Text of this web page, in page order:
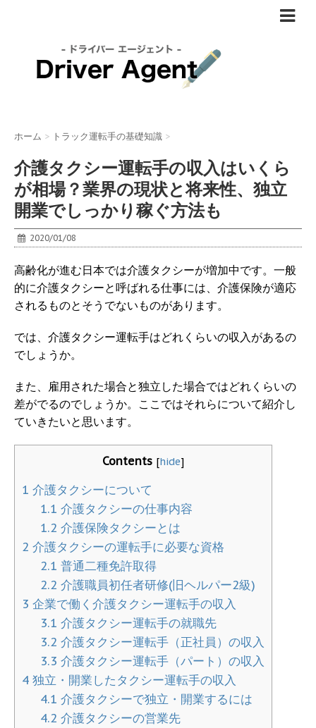
ホーム > トラック運転手の基礎知識 >
介護タクシー運転手の収入はいくら
が相場？業界の現状と将来性、独立
開業でしっかり稼ぐ方法も
2020/01/08
高齢化が進む日本では介護タクシーが増加中です。一般
的に介護タクシーと呼ばれる仕事には、介護保険が適応
されるものとそうでないものがあります。
では、介護タクシー運転手はどれくらいの収入があるの
でしょうか。
また、雇用された場合と独立した場合ではどれくらいの
差がでるのでしょうか。ここではそれらについて紹介し
ていきたいと思います。
Contents [hide]
1 介護タクシーについて
1.1 介護タクシーの仕事内容
1.2 介護保険タクシーとは
2 介護タクシーの運転手に必要な資格
2.1 普通二種免許取得
2.2 介護職員初任者研修(旧ヘルパー2級)
3 企業で働く介護タクシー運転手の収入
3.1 介護タクシー運転手の就職先
3.2 介護タクシー運転手（正社員）の収入
3.3 介護タクシー運転手（パート）の収入
4 独立・開業したタクシー運転手の収入
4.1 介護タクシーで独立・開業するには
4.2 介護タクシーの営業先